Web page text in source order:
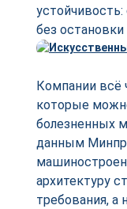
без
Компании всё
которые
болезненных
данным
архитектуру
требования, а